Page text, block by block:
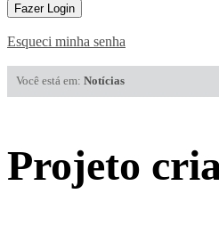
Fazer Login
Esqueci minha senha
Você está em: Notícias
Projeto